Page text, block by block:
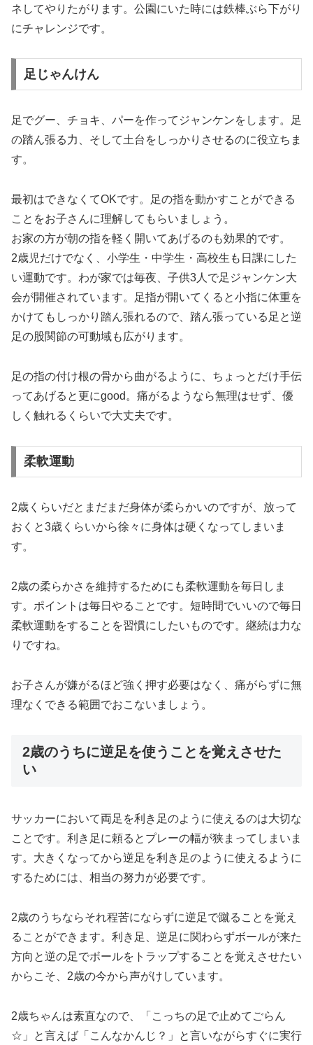
ネしてやりたがります。公園にいた時には鉄棒ぶら下がり
にチャレンジです。
足じゃんけん
足でグー、チョキ、パーを作ってジャンケンをします。足
の踏ん張る力、そして土台をしっかりさせるのに役立ちま
す。
最初はできなくてOKです。足の指を動かすことができる
ことをお子さんに理解してもらいましょう。
お家の方が朝の指を軽く開いてあげるのも効果的です。
2歳児だけでなく、小学生・中学生・高校生も日課にした
い運動です。わが家では毎夜、子供3人で足ジャンケン大
会が開催されています。足指が開いてくると小指に体重を
かけてもしっかり踏ん張れるので、踏ん張っている足と逆
足の股関節の可動域も広がります。
足の指の付け根の骨から曲がるように、ちょっとだけ手伝
ってあげると更にgood。痛がるようなら無理はせず、優
しく触れるくらいで大丈夫です。
柔軟運動
2歳くらいだとまだまだ身体が柔らかいのですが、放って
おくと3歳くらいから徐々に身体は硬くなってしまいま
す。
2歳の柔らかさを維持するためにも柔軟運動を毎日しま
す。ポイントは毎日やることです。短時間でいいので毎日
柔軟運動をすることを習慣にしたいものです。継続は力な
りですね。
お子さんが嫌がるほど強く押す必要はなく、痛がらずに無
理なくできる範囲でおこないましょう。
2歳のうちに逆足を使うことを覚えさせた
い
サッカーにおいて両足を利き足のように使えるのは大切な
ことです。利き足に頼るとプレーの幅が狭まってしまいま
す。大きくなってから逆足を利き足のように使えるように
するためには、相当の努力が必要です。
2歳のうちならそれ程苦にならずに逆足で蹴ることを覚え
ることができます。利き足、逆足に関わらずボールが来た
方向と逆の足でボールをトラップすることを覚えさせたい
からこそ、2歳の今から声がけしています。
2歳ちゃんは素直なので、「こっちの足で止めてごらん
☆」と言えば「こんなかんじ？」と言いながらすぐに実行